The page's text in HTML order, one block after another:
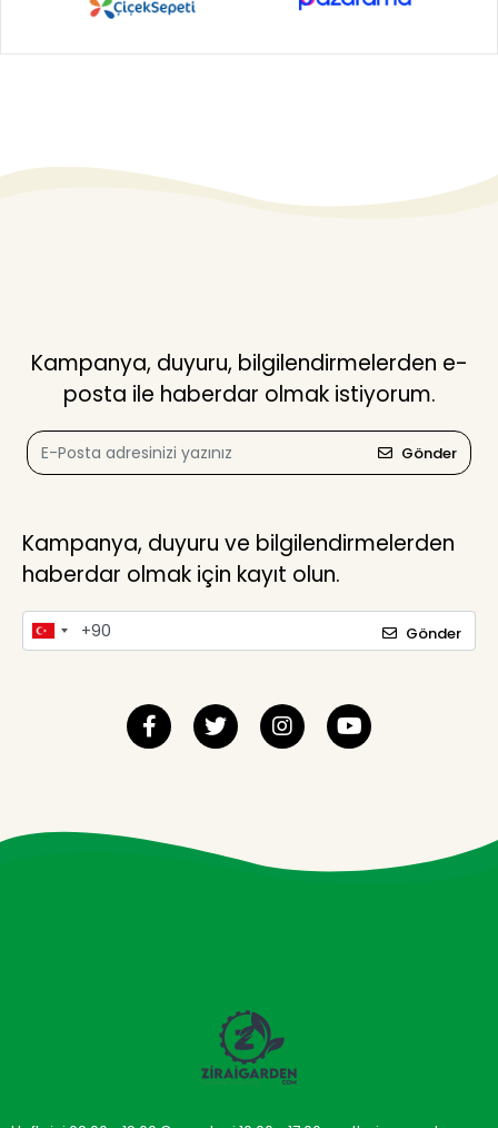
Kampanya, duyuru, bilgilendirmelerden e-
posta ile haberdar olmak istiyorum.
Gönder
Kampanya, duyuru ve bilgilendirmelerden
haberdar olmak için kayıt olun.
Gönder